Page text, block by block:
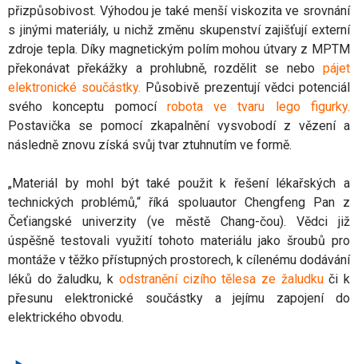
přizpůsobivost. Výhodou je také menší viskozita ve srovnání
s jinými materiály, u nichž změnu skupenství zajišťují externí
zdroje tepla. Díky magnetickým polím mohou útvary z MPTM
překonávat překážky a prohlubně, rozdělit se nebo pájet
elektronické součástky. Působivě prezentují vědci potenciál
svého konceptu pomocí robota ve tvaru lego figurky.
Postavička se pomocí zkapalnění vysvobodí z vězení a
následně znovu získá svůj tvar ztuhnutím ve formě.
„Materiál by mohl být také použit k řešení lékařských a
technických problémů,“ říká spoluautor Chengfeng Pan z
Čeťiangské univerzity (ve městě Chang-čou). Vědci již
úspěšně testovali využití tohoto materiálu jako šroubů pro
montáže v těžko přístupných prostorech, k cílenému dodávání
léků do žaludku, k odstranění cizího tělesa ze žaludkuči k
přesunu elektronické součástky a jejímu zapojení do
elektrického obvodu.